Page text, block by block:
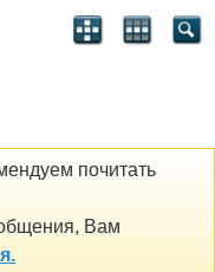
почитать
Вам